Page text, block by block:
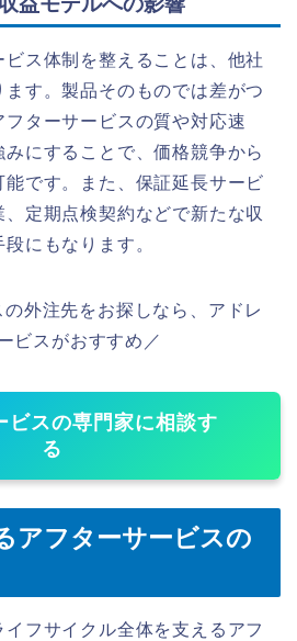
ス体制を整えることは、他社
す。製品そのものでは差がつ
ターサービスの質や対応速
にすることで、価格競争から
です。また、保証延長サービ
定期点検契約などで新たな収
にもなります。
外注先をお探しなら、アドレ
ビスがおすすめ／
ビスの専門家に相談す
る
アフターサービスの
フサイクル全体を支えるアフ